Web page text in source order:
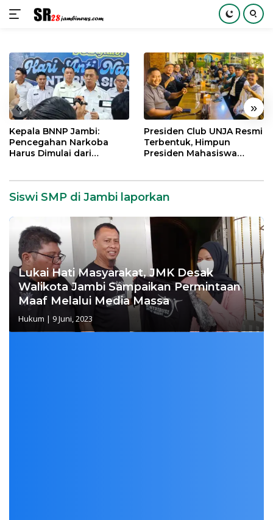
konten
« »
Kepala BNNP Jambi:
Pencegahan Narkoba
Harus Dimulai dari
Presiden Club UNJA Resmi
Terbentuk, Himpun
Presiden Mahasiswa
Siswi SMP di Jambi laporkan
Lukai Hati Masyarakat, JMK Desak
Walikota Jambi Sampaikan Permintaan
Maaf Melalui Media Massa
Hukum | 9 Juni, 2023